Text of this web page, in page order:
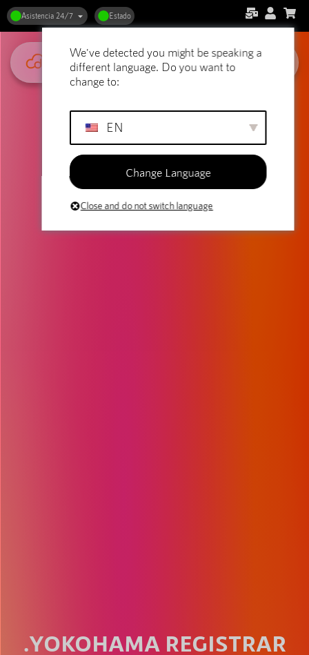
Asistencia 24/7 Estado
.YOKOHAMA REGISTRAR
We've detected you might be speaking a
different language. Do you want to
change to:
EN
Change Language
Close and do not switch language